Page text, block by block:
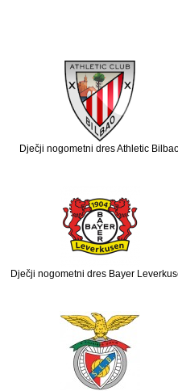
Dječji nogometni dres Athletic
Dječji nogometni dres Bayer